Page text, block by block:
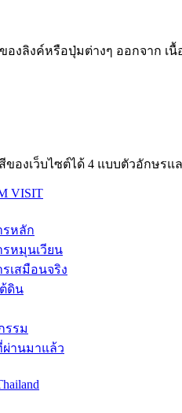
องลิงค์หรือปุ่มต่างๆ ออกจาก เ
ของเว็บไซต์ได้ 4 แบบตัวอักษร
VISIT
รหลัก
หมุนเวียน
เสมือนจริง
ดิน
รรม
านมาแล้ว